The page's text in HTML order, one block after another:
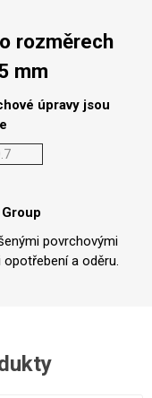
rozměrech
mm
úpravy jsou
povrchovými
a oděru.